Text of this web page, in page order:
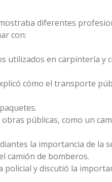
diferentes
con:
en carpintería y
cómo el transporte
públicas, como un
la importancia de la
camión de bomberos.
y discutió la